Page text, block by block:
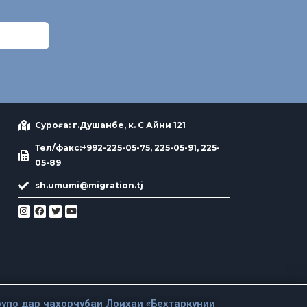
Суроға: г.Душанбе, к. С Айни 121
Тел/факс:+992-225-05-75, 225-05-91, 225-
05-89
sh.umumi@migration.tj
дар чахорчубаи Лоихаи «Бехтаркунии